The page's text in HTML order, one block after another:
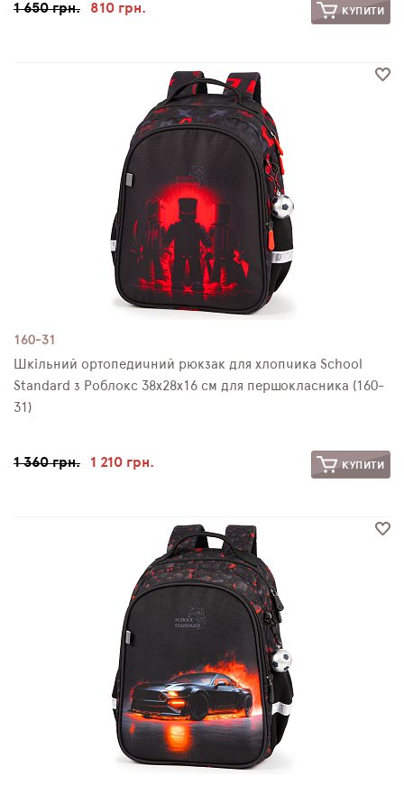
1 650 грн. 810 грн. КУПИТИ
160-31
Шкільний ортопедичний рюкзак для хлопчика School
Standard з Роблокс 38х28х16 см для першокласника (160-
31)
1 360 грн. 1 210 грн. КУПИТИ